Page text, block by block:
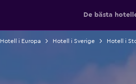
De bästa
Hotell i Europa Hotell i Sverige Hotell i